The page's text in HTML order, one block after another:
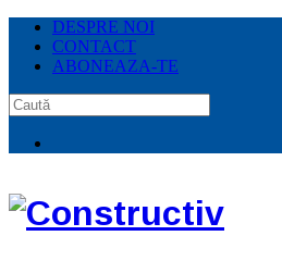
DESPRE NOI
CONTACT
ABONEAZA-TE